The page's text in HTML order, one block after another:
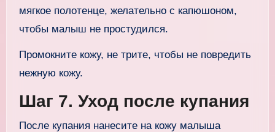
мягкое полотенце, желательно с капюшоном,
чтобы малыш не простудился.
Промокните кожу, не трите, чтобы не повредить
нежную кожу.
Шаг 7. Уход после купания
После купания нанесите на кожу малыша